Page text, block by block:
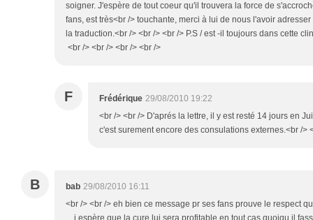
soigner. J'espère de tout coeur qu'il trouvera la force de
fans, est très<br /> touchante, merci à lui de nous l'avoir
la traduction.<br /> <br /> <br /> P.S / est -il toujours dans cette
<br /> <br /> <br /> <br />
F Frédérique 29/08/2010 19:22
<br /> <br /> D'aprés la lettre, il y est resté 14 jours en
c'est surement encore des consulations externes.<br />
B bab 29/08/2010 16:11
<br /> <br /> eh bien ce message pr ses fans prouve le respect
....j espère que la cure lui sera profitable en tout cas quoiqu il